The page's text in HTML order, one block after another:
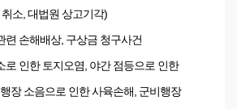
소, 대법원 상고기각)
련 손해배상, 구상금 청구사건
로 인한 토지오염, 야간 점등으로 인한
장 소음으로 인한 사육손해, 군비행장